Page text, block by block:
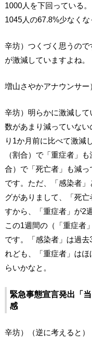
1000人を下回っている
1045人の67.8%少なくな
辛坊）つくづく思うの
が激減していますよね。
増山さやかアナウンサー
辛坊）明らかに激減し
数があまり減っていな
り1か月前に比べて激減
（割合）で「重症者」
合）で「死亡者」も減
です。ただ、「感染者
グがありまして、「死
すから、「重症者」が2
この1週間の（「重症者
です。「感染者」は過
れども、「重症者」はほ
らいかなと。
緊急事態宣言発出「
感
辛坊）（逆に考えると）